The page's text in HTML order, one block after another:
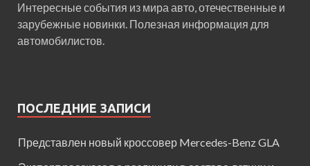
Интересные события из мира авто, отечественные и
зарубежные новинки. Полезная информация для
автомобилистов.
ПОСЛЕДНИЕ ЗАПИСИ
Представлен новый кроссовер Mercedes-Benz GLA